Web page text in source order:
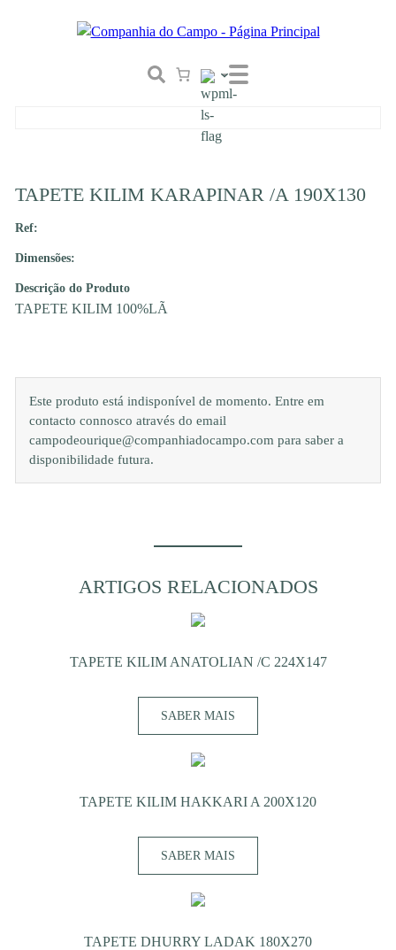
TAPETE KILIM KARAPINAR /A 190X130
Ref:
Dimensões:
Descrição do Produto
TAPETE KILIM 100%LÃ
Este produto está indisponível de momento. Entre em
contacto connosco através do email
campodeourique@companhiadocampo.com para saber a
disponibilidade futura.
ARTIGOS RELACIONADOS
TAPETE KILIM ANATOLIAN /C 224X147
SABER MAIS
TAPETE KILIM HAKKARI A 200X120
SABER MAIS
TAPETE DHURRY LADAK 180X270